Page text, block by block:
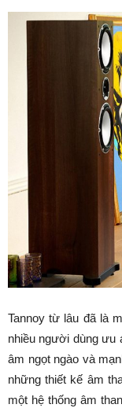
Tannoy từ lâu đã là
nhiều người dùng ưu
âm ngọt ngào và
những thiết kế âm
một hệ thống âm